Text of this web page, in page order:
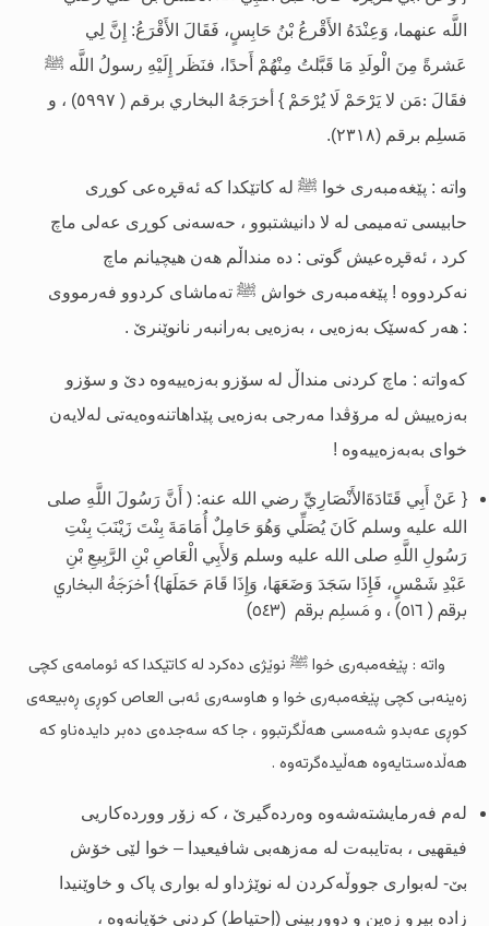
اللَّه عنهما، وَعِنْدَهُ الأَقْرعُ بْنُ حَابِسٍ، فَقَالَ الأَقْرَعُ: إِنَّ لِي
عَشرةً مِنَ الْولَدِ مَا قَبَّلتُ مِنْهُمْ أَحدًا، فنَظَر إِلَيْهِ رسولُ اللَّه ﷺ
فقَالَ :
مَن لا يَرْحَمْ لَا يُرْحَمْ } أخرَجَهُ البخاري برقم ( ٥٩٩٧) ، و
مَسلِم برقم (٢٣١٨).
واتە : پێغەمبەرى خوا ﷺ لە کاتێکدا کە ئەقڕەعى کوڕى
حابیسی تەمیمى لە لا دانیشتبوو ، حەسەنى کوڕى عەلى ماچ
کرد ، ئەقڕەعیش گوتى : دە منداڵم هەن هیچیانم ماچ
نەکردووە ! پێغەمبەرى خواش ﷺ تەماشاى کردوو فەرمووى
: هەر کەسێک بەزەیی ، بەزەیی بەرانبەر نانوێنرێ .
کەواتە : ماچ کردنى منداڵ لە سۆزو بەزەییەوە دێ و سۆزو
بەزەییش لە مرۆڤدا مەرجى بەزەیی پێداهاتنەوەیەتى لەلایەن
خواى بەبەزەییەوە !
{ عَنْ أَبِي قَتَادَةَ الأَنْصَارِيِّ رضي الله عنه: ( أَنَّ رَسُولَ اللَّهِ صلى
الله عليه وسلم كَانَ يُصَلِّي وَهُوَ حَامِلٌ أُمَامَةَ بِنْتَ زَيْنَبَ بِنْتِ
رَسُولِ اللَّهِ صلى الله عليه وسلم وَلأَبِي الْعَاصِ بْنِ الرَّبِيعِ بْنِ
عَبْدِ شَمْسٍ، فَإِذَا سَجَدَ وَضَعَهَا، وَإِذَا قَامَ حَمَلَهَا} أخرَجَهُ البخاري
برقم ( ٥١٦) ، و مَسلِم برقم (٥٤٣)
واتە : پێغەمبەرى خوا ﷺ نوێژى دەکرد لە کاتێکدا کە ئومامەى کچى
زەینەبى کچى پێغەمبەرى خوا و هاوسەرى ئەبى العاص کوڕى ڕەبیعەى
کوڕى عەبدو شەمسى هەڵگرتبوو ، جا کە سەجدەى دەبر دایدەناو کە
هەڵدەستایەوە هەڵیدەگرتەوە .
لەم فەرمایشتەشەوە وەردەگیرێ ، کە زۆر ووردەکاریی
فیقهیی ، بەتایبەت لە مەزهەبى شافیعیدا – خوا لێی خۆش
بێ- لەبوارى جووڵەکردن لە نوێژداو لە بوارى پاک و خاوێنیدا
زادە بیرو زەین و دووربینى (إحتیاط) کردنى خۆیانەوە ،